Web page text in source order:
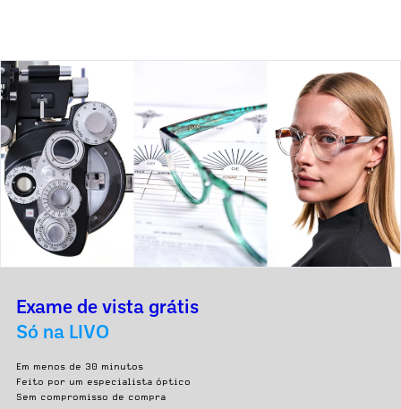
Exame de vista grátis
Só na LIVO
Em menos de 30 minutos
Feito por um especialista óptico
Sem compromisso de compra